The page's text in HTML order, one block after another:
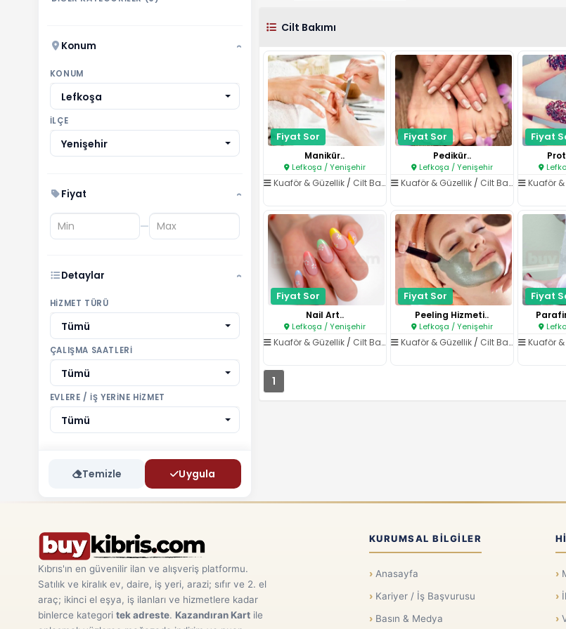
Konum ›
KONUM
Lefkoşa
İLÇE
Yenişehir
Fiyat ›
—
Detaylar ›
HIZMET TÜRÜ
Tümü
ÇALIŞMA SAATLERI
Tümü
EVLERE / İŞ YERINE HIZMET
Tümü
Temizle Uygula
Cilt Bakımı
Fiyat Sor
Manikür..
Lefkoşa / Yenişehir
Kuaför & Güzellik/ Cilt Bakımı
Fiyat Sor
Pedikür..
Lefkoşa / Yenişehir
Kuaför & Güzellik/ Cilt Bakımı
Fiyat
Kuaför
Fiyat Sor
Nail Art..
Lefkoşa / Yenişehir
Kuaför & Güzellik/ Cilt Bakımı
Fiyat Sor
Peeling Hizmeti..
Lefkoşa / Yenişehir
Kuaför & Güzellik/ Cilt Bakımı
Fiyat
Kuaför
1
Kıbrıs'ın en güvenilir ilan ve alışveriş platformu.
Satılık ve kiralık ev, daire, iş yeri, arazi; sıfır ve 2. el
araç; ikinci el eşya, iş ilanları ve hizmetlere kadar
binlerce kategori tek adreste. Kazandıran Kartile
KURUMSAL BILGILER
Anasayfa
Kariyer / İş Başvurusu
Basın & Medya